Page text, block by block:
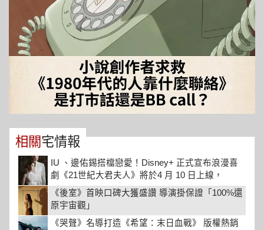
相關宅情報
IU 、邊佑錫搭檔戀愛！Disney+ 正式宣布浪漫喜
劇《21世紀大君夫人》將於4 月 10 日上線，
《後室》首映口碑大獲盛讚 導演掛保證「100%還
原宇宙觀」
《哭聲》名導打造《希望：末日血戰》 版權熱銷